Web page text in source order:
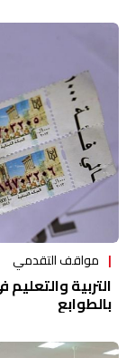
مواقف التقدمي
التربية
بالطوابع